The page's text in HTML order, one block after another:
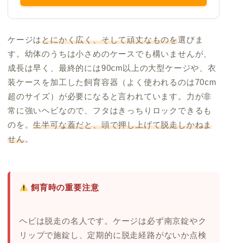
ケージはとにかく広く、そして頑丈なものを選びま
す。幼体のうちは小さめのケースでも構いませんが、
成長は早く、最終的には90cm以上の大型ケージや、衣
装ケースを加工した飼育容器（よく使われるのは70cm
超のサイズ）が必要になると言われています。力が非
常に強いヘビなので、フタはきっちりロックできるも
のを。生半可な蓋だと、頭で押し上げて脱走しかねま
せん。
飼育時の重要注意
ヘビは脱走の名人です。ケージは必ず南京錠やク
リップで施錠し、定期的に脱走経路がないか点検